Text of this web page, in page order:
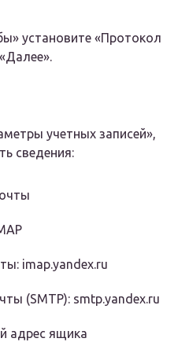
установите «Протокол
учетных записей»,
сведения:
imap.yandex.ru
(SMTP): smtp.yandex.ru
адрес ящика